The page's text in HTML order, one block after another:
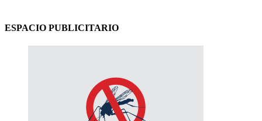
ESPACIO PUBLICITARIO